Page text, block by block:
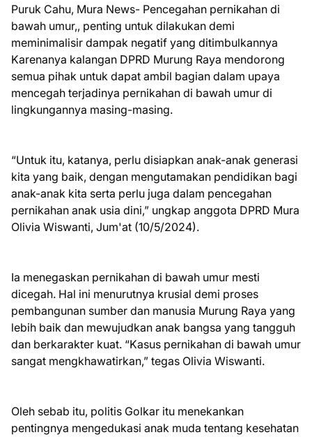
Puruk Cahu, Mura News- Pencegahan pernikahan di
bawah umur,, penting untuk dilakukan demi
meminimalisir dampak negatif yang ditimbulkannya
Karenanya kalangan DPRD Murung Raya mendorong
semua pihak untuk dapat ambil bagian dalam upaya
mencegah terjadinya pernikahan di bawah umur di
lingkungannya masing-masing.
“Untuk itu, katanya, perlu disiapkan anak-anak generasi
kita yang baik, dengan mengutamakan pendidikan bagi
anak-anak kita serta perlu juga dalam pencegahan
pernikahan anak usia dini,” ungkap anggota DPRD Mura
Olivia Wiswanti, Jum'at (10/5/2024).
Ia menegaskan pernikahan di bawah umur mesti
dicegah. Hal ini menurutnya krusial demi proses
pembangunan sumber dan manusia Murung Raya yang
lebih baik dan mewujudkan anak bangsa yang tangguh
dan berkarakter kuat. “Kasus pernikahan di bawah umur
sangat mengkhawatirkan,” tegas Olivia Wiswanti.
Oleh sebab itu, politis Golkar itu menekankan
pentingnya mengedukasi anak muda tentang kesehatan